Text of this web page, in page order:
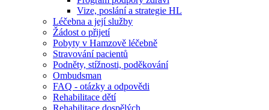
Vize, poslání a strategie HL
Léčebna a její služby
Žádost o přijetí
Pobyty v Hamzově léčebně
Stravování pacientů
Podněty, stížnosti, poděkování
Ombudsman
FAQ - otázky a odpovědi
Rehabilitace dětí
Rehabilitace dospělých